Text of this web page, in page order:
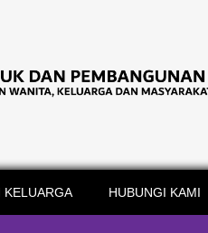
KELUARGA HUBUNGI KAMI